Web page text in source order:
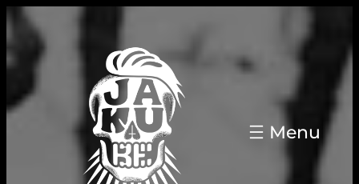
Přeskočit
na
obsah